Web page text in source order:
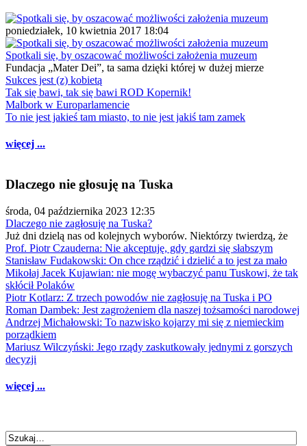
poniedziałek, 10 kwietnia 2017 18:04
Spotkali się, by oszacować możliwości założenia muzeum
Fundacja „Mater Dei”, ta sama dzięki której w dużej mierze
Sukces jest (z) kobietą
Tak się bawi, tak się bawi ROD Kopernik!
Malbork w Europarlamencie
To nie jest jakieś tam miasto, to nie jest jakiś tam zamek
więcej ...
Dlaczego nie głosuję na Tuska
środa, 04 października 2023 12:35
Dlaczego nie zagłosuję na Tuska?
Już dni dzielą nas od kolejnych wyborów. Niektórzy twierdzą, że
Prof. Piotr Czauderna: Nie akceptuję, gdy gardzi się słabszym
Stanisław Fudakowski: On chce rządzić i dzielić a to jest za mało
Mikołaj Jacek Kujawian: nie mogę wybaczyć panu Tuskowi, że tak
skłócił Polaków
Piotr Kotlarz: Z trzech powodów nie zagłosuję na Tuska i PO
Roman Dambek: Jest zagrożeniem dla naszej tożsamości narodowej
Andrzej Michałowski: To nazwisko kojarzy mi się z niemieckim
porządkiem
Mariusz Wilczyński: Jego rządy zaskutkowały jednymi z gorszych
decyzji
więcej ...